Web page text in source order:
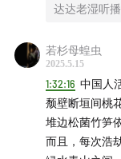
己的惋惜
01:06:48神童未必
01:12:44大开脑洞
会怎样
达达老湿听
若杉母蝗虫
2025.5.15
1:32:16 中国人
颓壁断垣间桃
堆边松菌竹笋
而且，每次浩